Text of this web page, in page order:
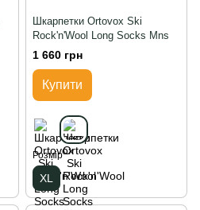
Шкарпетки Ortovox Ski
Rock'n'Wool Long Socks Mns
1 660 грн
Купити
Розмір
XL